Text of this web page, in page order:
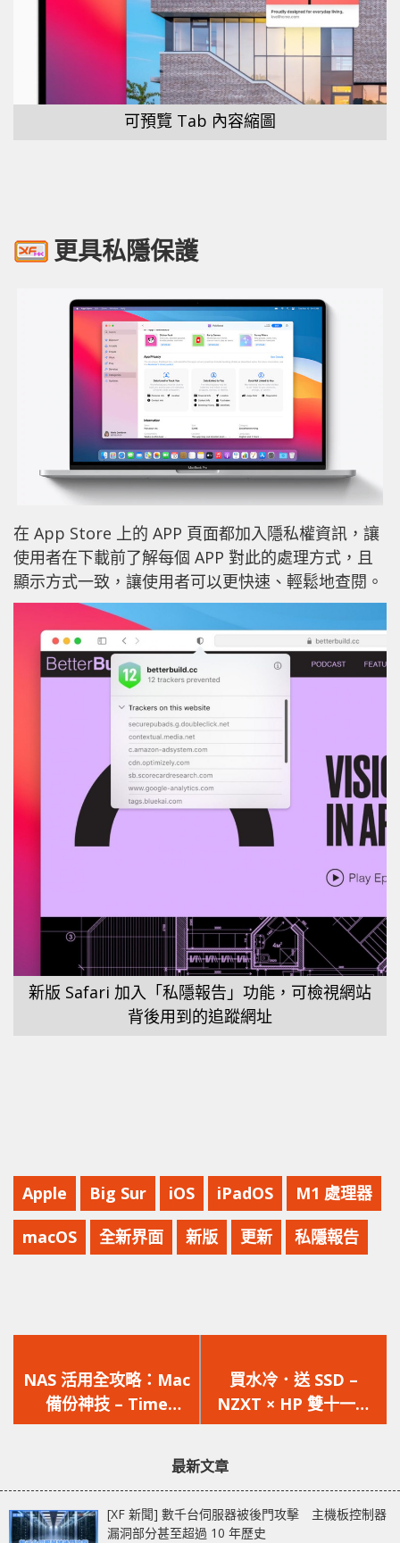
可預覽 Tab 內容縮圖
更具私隱保護
在 App Store 上的 APP 頁面都加入隱私權資訊，讓
使用者在下載前了解每個 APP 對此的處理方式，且
顯示方式一致，讓使用者可以更快速、輕鬆地查閱。
新版 Safari 加入「私隱報告」功能，可檢視網站
背後用到的追蹤網址
Apple Big Sur iOS iPadOS M1 處理器
macOS 全新界面 新版 更新 私隱報告
一
篇
文
NAS 活用全攻略：Mac
備份神技 – Time
Machine x NAS 雙劍
一
篇
文
買水冷．送 SSD –
NZXT × HP 雙十一送
禮優惠
最新文章
[XF 新聞] 數千台伺服器被後門攻擊 主機板控制器
漏洞部分甚至超過 10 年歷史